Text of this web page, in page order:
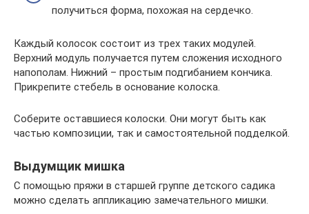
получиться форма, похожая на сердечко.
Каждый колосок состоит из трех таких модулей.
Верхний модуль получается путем сложения исходного
напополам. Нижний – простым подгибанием кончика.
Прикрепите стебель в основание колоска.
Соберите оставшиеся колоски. Они могут быть как
частью композиции, так и самостоятельной подделкой.
Выдумщик мишка
С помощью пряжи в старшей группе детского садика
можно сделать аппликацию замечательного мишки.